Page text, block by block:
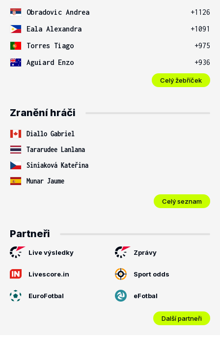
Obradovic Andrea
+1126
Eala Alexandra
+1091
Torres Tiago
+975
Aguiard Enzo
+936
Celý žebříček
Zranění hráči
Diallo Gabriel
Tararudee Lanlana
Siniaková Kateřina
Munar Jaume
Celý seznam
Partneři
Live výsledky Zprávy
Livescore.in Sport odds
EuroFotbal eFotbal
Další partneři